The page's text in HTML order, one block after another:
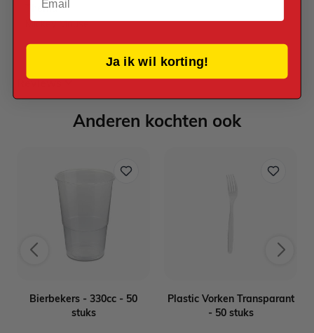
Thema
Mickey Mouse
Reviews
Anderen kochten ook
Bierbekers - 330cc - 50
stuks
Plastic Vorken Transparant
- 50 stuks
Ja ik wil korting!